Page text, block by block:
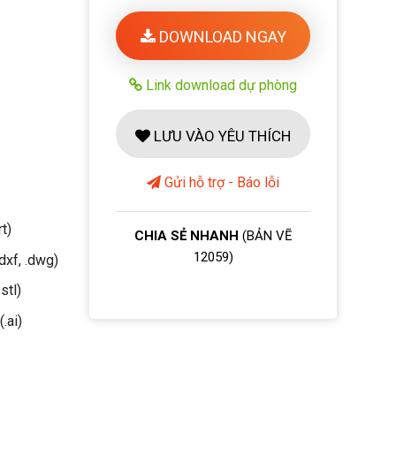
.dwg)
DOWNLOAD NGAY
Link download dự phòng
LƯU VÀO YÊU THÍCH
Gửi hỗ trợ - Báo lỗi
CHIA SẺ NHANH (BẢN VẼ
12059)